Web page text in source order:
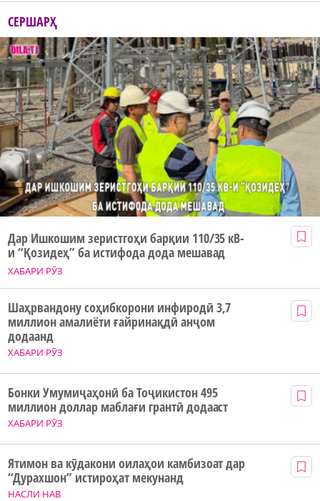
СЕРШАРҲ
ХАБАРИ РӮЗ
Дар Ишкошим зеристгоҳи барқии 110/35 кВ-
и “Қозидеҳ” ба истифода дода мешавад
ХАБАРИ РӮЗ
Шаҳрвандону соҳибкорони инфиродӣ 3,7
миллион амалиёти ғайринақдӣ анҷом
додаанд
ХАБАРИ РӮЗ
Бонки Умумиҷаҳонӣ ба Тоҷикистон 495
миллион доллар маблағи грантӣ додааст
НАСЛИ НАВ
Ятимон ва кӯдакони оилаҳои камбизоат дар
“Дурахшон” истироҳат мекунанд